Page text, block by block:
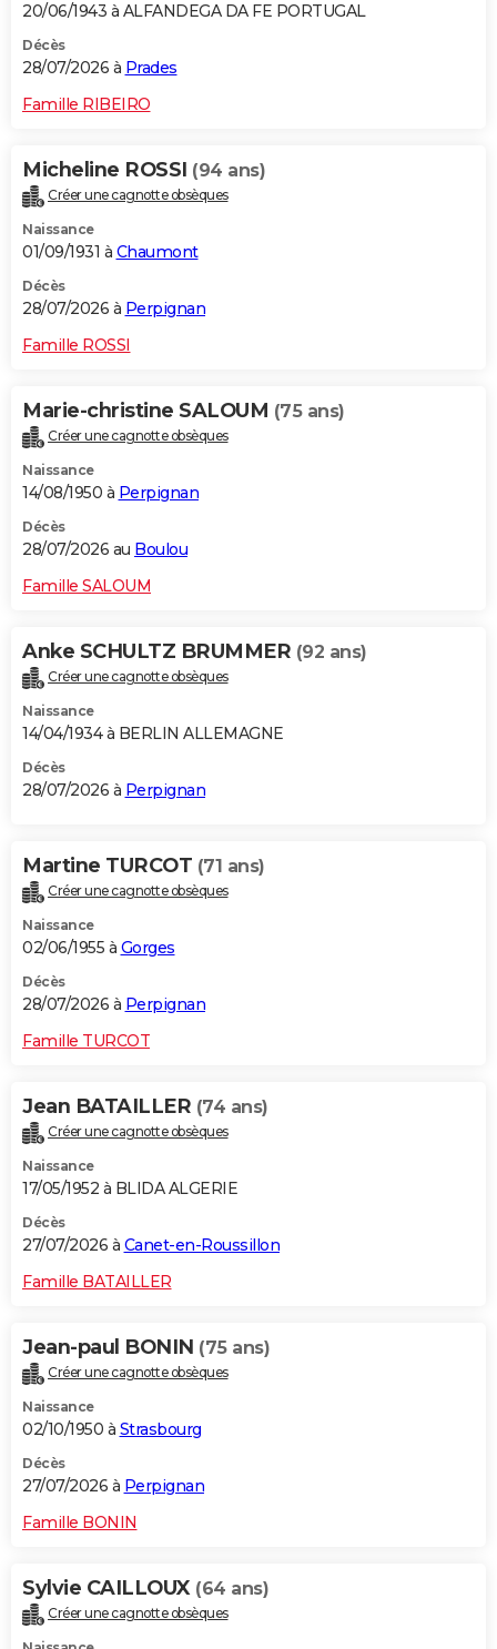
20/06/1943 à ALFANDEGA DA FE PORTUGAL
Décès
28/07/2026 à Prades
Famille RIBEIRO
Micheline ROSSI (94 ans)
Créer une cagnotte obsèques
Naissance
01/09/1931 à Chaumont
Décès
28/07/2026 à Perpignan
Famille ROSSI
Marie-christine SALOUM (75 ans)
Créer une cagnotte obsèques
Naissance
14/08/1950 à Perpignan
Décès
28/07/2026 au Boulou
Famille SALOUM
Anke SCHULTZ BRUMMER (92 ans)
Créer une cagnotte obsèques
Naissance
14/04/1934 à BERLIN ALLEMAGNE
Décès
28/07/2026 à Perpignan
Martine TURCOT (71 ans)
Créer une cagnotte obsèques
Naissance
02/06/1955 à Gorges
Décès
28/07/2026 à Perpignan
Famille TURCOT
Jean BATAILLER (74 ans)
Créer une cagnotte obsèques
Naissance
17/05/1952 à BLIDA ALGERIE
Décès
27/07/2026 à Canet-en-Roussillon
Famille BATAILLER
Jean-paul BONIN (75 ans)
Créer une cagnotte obsèques
Naissance
02/10/1950 à Strasbourg
Décès
27/07/2026 à Perpignan
Famille BONIN
Sylvie CAILLOUX (64 ans)
Créer une cagnotte obsèques